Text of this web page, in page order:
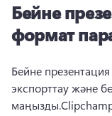
Бейне
формат
Бейне презентация
экспорттау және
маңызды.